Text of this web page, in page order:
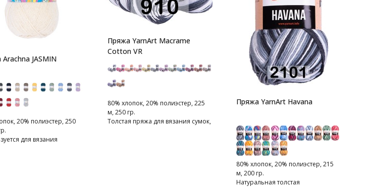
JASMIN
20% полиэстер, 250
для вязания
Пряжа YarnArt Macrame
Cotton VR
80% хлопок, 20% полиэстер, 225
м, 250 гр.
Толстая пряжа для вязания сумок,
Пряжа YarnArt Havana
80% хлопок, 20% полиэстер, 215
м, 200 гр.
Натуральная толстая